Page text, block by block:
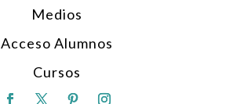
Medios
Acceso Alumnos
Cursos